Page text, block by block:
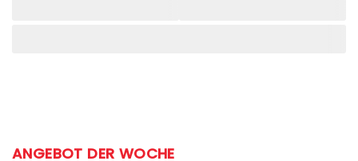
ANGEBOT DER WOCHE